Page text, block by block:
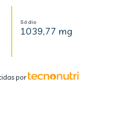
Sódio
1039,77 mg
por